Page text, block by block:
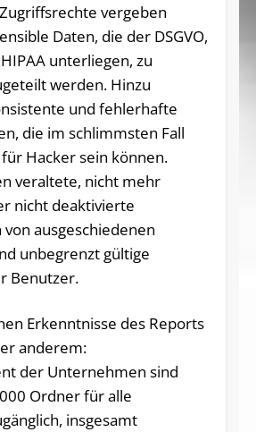
vergeben
Daten, die der DSGVO,
unterliegen, zu
werden. Hinzu
und fehlerhafte
die im schlimmsten Fall
Hacker sein können.
veraltete, nicht mehr
nicht deaktivierte
ausgeschiedenen
unbegrenzt gültige
Benutzer.
Erkenntnisse des Reports
anderem:
der Unternehmen sind
Ordner für alle
insgesamt